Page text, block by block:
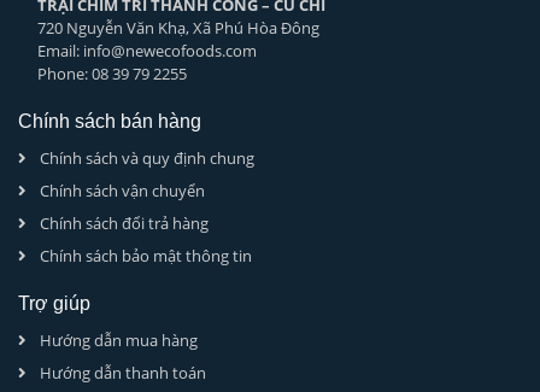
720 Nguyễn Văn Khạ, Xã Phú Hòa Đông
Email: info@newecofoods.com
Phone: 08 39 79 2255
Chính sách bán hàng
Chính sách và quy định chung
Chính sách vận chuyển
Chính sách đổi trả hàng
Chính sách bảo mật thông tin
Trợ giúp
Hướng dẫn mua hàng
Hướng dẫn thanh toán